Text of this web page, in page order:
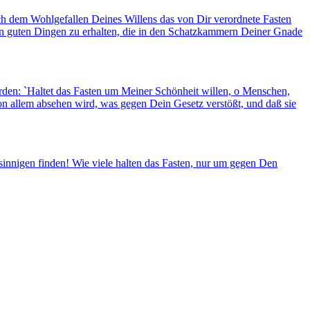
dem Wohlgefallen Deines Willens das von Dir verordnete Fasten
Dingen zu erhalten, die in den Schatzkammern Deiner Gnade
`Haltet das Fasten um Meiner Schönheit willen, o Menschen,
absehen wird, was gegen Dein Gesetz verstößt, und daß sie
finden! Wie viele halten das Fasten, nur um gegen Den